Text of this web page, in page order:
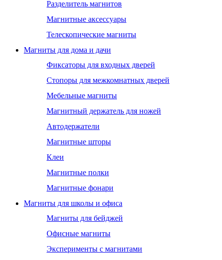
Разделитель магнитов
Магнитные аксессуары
Телескопические магниты
Магниты для дома и дачи
Фиксаторы для входных дверей
Стопоры для межкомнатных дверей
Мебельные магниты
Магнитный держатель для ножей
Автодержатели
Магнитные шторы
Клеи
Магнитные полки
Магнитные фонари
Магниты для школы и офиса
Магниты для бейджей
Офисные магниты
Эксперименты с магнитами